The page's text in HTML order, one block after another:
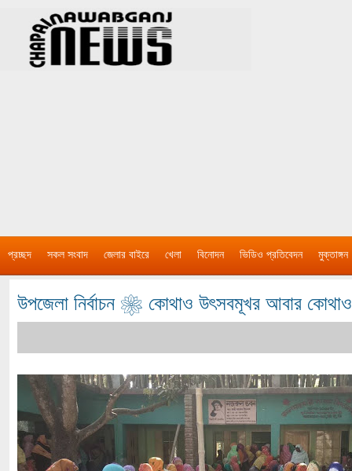
প্রচ্ছদ সকল সংবাদ জেলার বাইরে খেলা বিনোদন ভিডিও প্রতিবেদন মুক্তাঙ্গন
উপজেলা নির্বাচন ❀ কোথাও উৎসবমূখর আবার কোথাও